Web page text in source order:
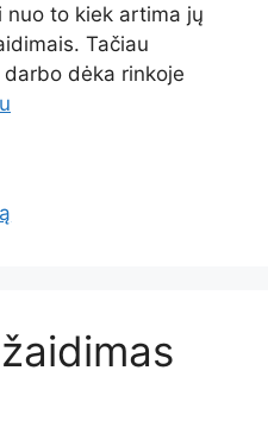
nuo to kiek artima jų
Tačiau
dėka rinkoje